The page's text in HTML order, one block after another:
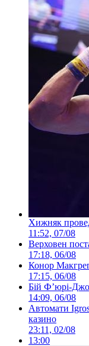
Хижняк
11:52, 07/08
Верховен
17:18, 06/08
Конор
17:15, 06/08
Бій Ф’юрі-
14:09, 06/08
Автомати
казино
23:11, 02/08
13:00